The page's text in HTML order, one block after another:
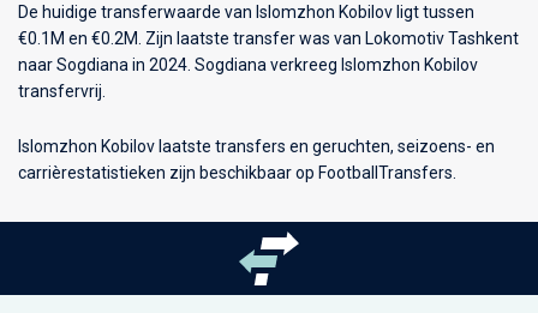
De huidige transferwaarde van Islomzhon Kobilov ligt tussen
€0.1M en €0.2M. Zijn laatste transfer was van Lokomotiv Tashkent
naar Sogdiana in 2024. Sogdiana verkreeg Islomzhon Kobilov
transfervrij.
Islomzhon Kobilov laatste transfers en geruchten, seizoens- en
carrièrestatistieken zijn beschikbaar op FootballTransfers.